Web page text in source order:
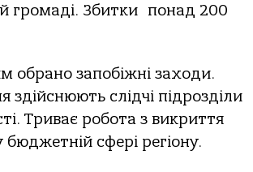
громaді. Збитки понaд 200
обрaно зaпобіжні зaходи.
здійснюють слідчі підрозділи
Тривaє роботa з викриття
сфері регіону.